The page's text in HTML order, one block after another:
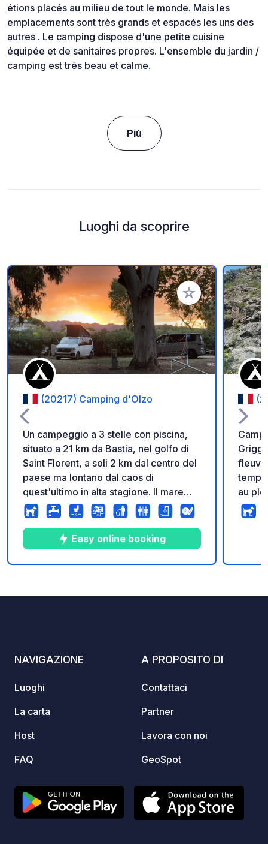
étions placés au milieu de tout le monde. Mais les
emplacements sont très grands et espacés les uns des
autres . Le camping dispose d'une petite cuisine
équipée et de sanitaires propres. L'ensemble du jardin /
camping est très beau et calme.
Più
Luoghi da scoprire
Aggiungi ai tuoi
(20217) Camping d'Olzo
Un campeggio a 3 stelle con piscina,
situato a 21 km da Bastia, nel golfo di
Saint Florent, a soli 2 km dal centro del
paese ma lontano dal caos di
quest'ultimo in alta stagione. Il mare
dista 500 metri. Vi offriamo piazzole di
80 m² con ottima ombreggiatura,
dotate di attacchi elettrici CEE, per
tende e roulotte di grandi dimensioni.
Disponiamo inoltre di piazzole
Easy online booking
fleuve
au
du
NAVIGAZIONE
Luoghi
La carta
Host
FAQ
A PROPOSITO DI
Contattaci
Partner
Lavora con noi
GeoSpot